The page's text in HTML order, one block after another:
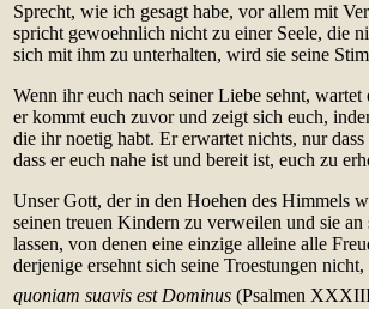
Sprecht, wie ich gesagt habe, vor allem mit
spricht gewoehnlich nicht zu einer Seele, die
sich mit ihm zu unterhalten, wird sie seine
Wenn ihr euch nach seiner Liebe sehnt,
er kommt euch zuvor und zeigt sich euch,
die ihr noetig habt. Er erwartet nichts, nur
dass er euch nahe ist und bereit ist, euch zu
Unser Gott, der in den Hoehen des Himmels
seinen treuen Kindern zu verweilen und sie
lassen, von denen eine einzige alleine alle
derjenige ersehnt sich seine Troestungen
quoniam suavis est Dominus (Psalmen